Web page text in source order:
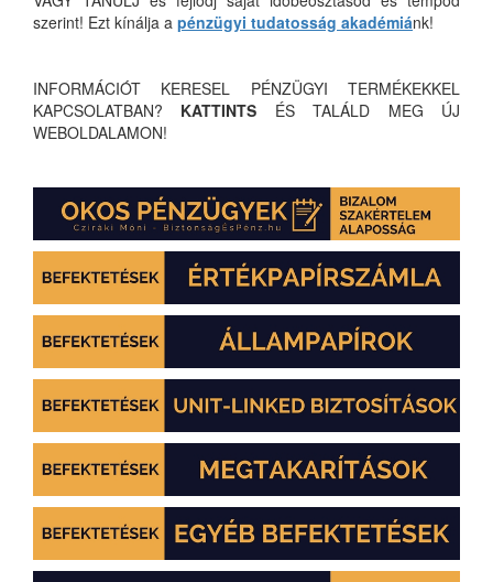
szerint! Ezt kínálja a pénzügyi tudatosság akadémiánk!
INFORMÁCIÓT KERESEL PÉNZÜGYI TERMÉKEKKEL
KAPCSOLATBAN? KATTINTS ÉS TALÁLD MEG ÚJ
WEBOLDALAMON!